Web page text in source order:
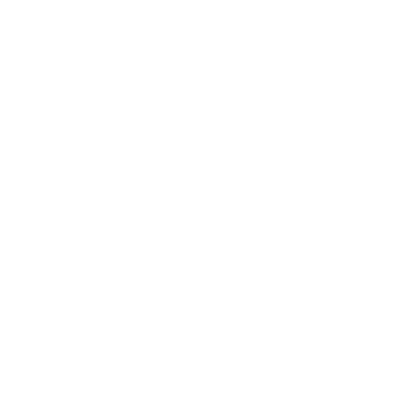
и OMBRA®
ГАРАНТИЯ», то есть,
имеющий дефект,
использование
ДЕСЯТИ лет с начала